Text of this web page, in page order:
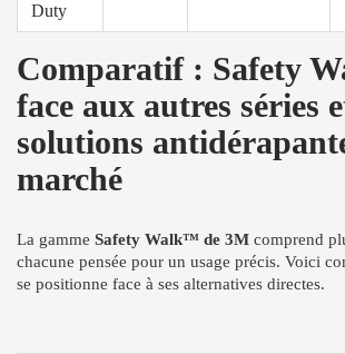
Duty
Comparatif : Safety
face aux autres séries
solutions
marché
La gamme Safety Walk™ de 3M comprend
chacune pensée pour un usage précis. Voici
se positionne face à ses alternatives directes.